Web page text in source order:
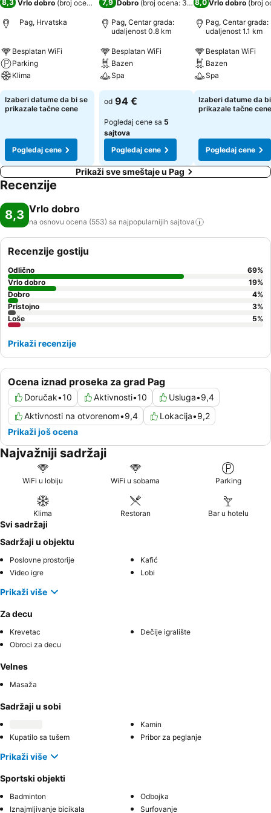
8,3 Vrlo dobro (broj ocena: 553)
Pag, Hrvatska
Besplatan WiFi
Parking
Klima
Izaberi datume da bi se
prikazale tačne cene
Pogledaj cene
7,9 Dobro (broj ocena: 3.098)
Pag, Centar grada:
udaljenost 0.8 km
Besplatan WiFi
Bazen
Spa
od 94 €
Pogledaj cene sa 5
sajtova
Pogledaj cene
8,0Vrlo dobro (broj
Pag, Centar grada:
udaljenost 1.1 km
Besplatan WiFi
Bazen
Spa
Izaberi datume da
prikazale tačne cene
Pogledaj cene
Prikaži sve smeštaje u Pag
Recenzije
8,3 Vrlo dobro
na osnovu ocena (553) sa najpopularnijih sajtova
Ocena iznad proseka za grad Pag
Doručak•10 Aktivnosti•10 Usluga•9,4
Aktivnosti na otvorenom•9,4 Lokacija•9,2
Prikaži još ocena
Recenzije gostiju
Odlično 69%
Vrlo dobro
19%
Dobro
4%
Pristojno
3%
Loše
5%
Prikaži recenzije
Najvažniji sadržaji
WiFi u lobiju WiFi u sobama Parking
Klima Restoran Bar u hotelu
Svi sadržaji
Sadržaji u objektu
Poslovne prostorije
Kafić
Video igre
Lobi
Prikaži više
Za decu
Krevetac
Dečije igralište
Obroci za decu
Velnes
Masaža
Sadržaji u sobi
Kamin
Kupatilo sa tušem
Pribor za peglanje
Prikaži više
Sportski objekti
Badminton
Odbojka
Iznajmljivanje bicikala
Surfovanje